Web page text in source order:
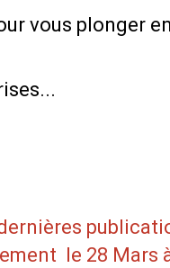
vous plonger
le 28 Mars